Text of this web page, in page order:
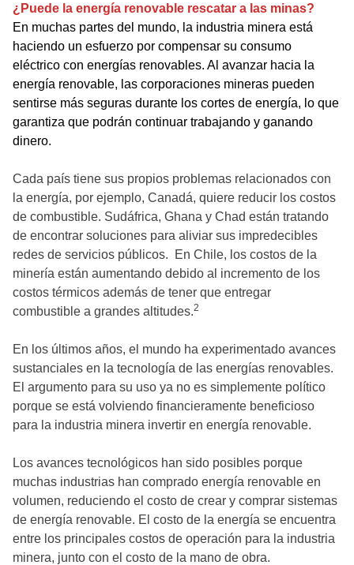
¿Puede la energía renovable rescatar a las minas?
En muchas partes del mundo, la industria minera está
haciendo un esfuerzo por compensar su consumo
eléctrico con energías renovables. Al avanzar hacia la
energía renovable, las corporaciones mineras pueden
sentirse más seguras durante los cortes de energía, lo que
garantiza que podrán continuar trabajando y ganando
dinero.
Cada país tiene sus propios problemas relacionados con
la energía, por ejemplo, Canadá, quiere reducir los costos
de combustible. Sudáfrica, Ghana y Chad están tratando
de encontrar soluciones para aliviar sus impredecibles
redes de servicios públicos. En Chile, los costos de la
minería están aumentando debido al incremento de los
costos térmicos además de tener que entregar
combustible a grandes altitudes.2
En los últimos años, el mundo ha experimentado avances
sustanciales en la tecnología de las energías renovables.
El argumento para su uso ya no es simplemente político
porque se está volviendo financieramente beneficioso
para la industria minera invertir en energía renovable.
Los avances tecnológicos han sido posibles porque
muchas industrias han comprado energía renovable en
volumen, reduciendo el costo de crear y comprar sistemas
de energía renovable. El costo de la energía se encuentra
entre los principales costos de operación para la industria
minera, junto con el costo de la mano de obra.